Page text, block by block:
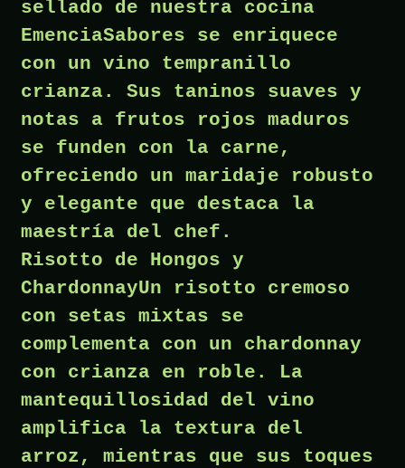
sellado de nuestra cocina
EmenciaSabores se enriquece
con un vino tempranillo
crianza. Sus taninos suaves y
notas a frutos rojos maduros
se funden con la carne,
ofreciendo un maridaje robusto
y elegante que destaca la
maestría del chef.
Risotto de Hongos y
ChardonnayUn risotto cremoso
con setas mixtas se
complementa con un chardonnay
con crianza en roble. La
mantequillosidad del vino
amplifica la textura del
arroz, mientras que sus toques